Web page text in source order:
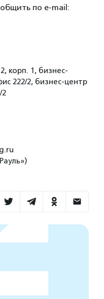
по e-mail:
корп. 1, бизнес-
222/2, бизнес-центр
2